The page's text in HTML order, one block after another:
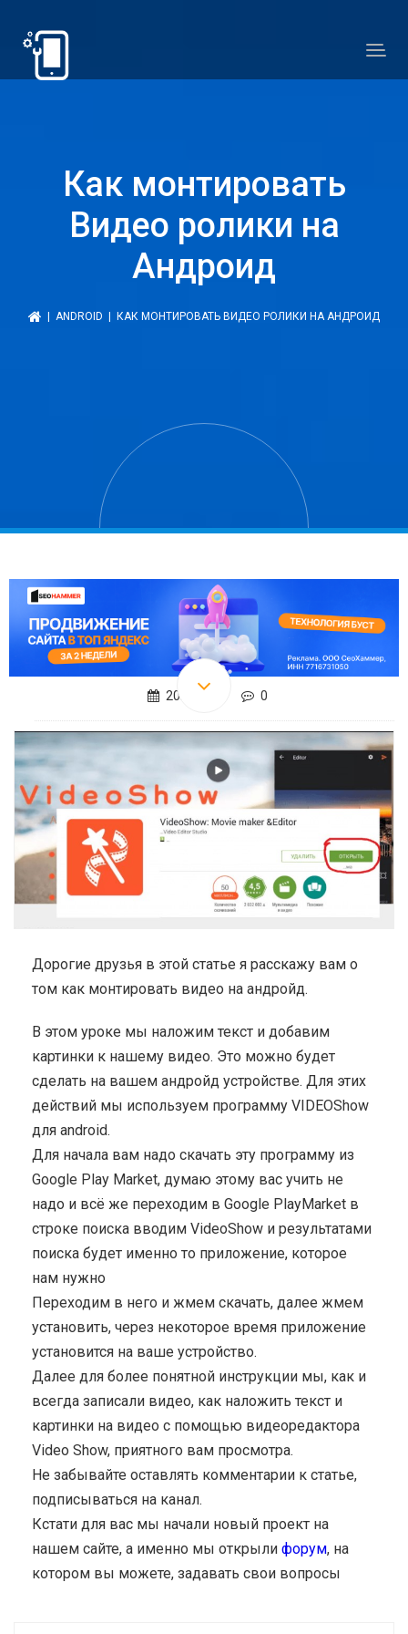
Как монтировать
Видео ролики на
Андроид
ANDROID | КАК МОНТИРОВАТЬ ВИДЕО РОЛИКИ НА АНДРОИД
20.04.2017 0
Дорогие друзья в этой статье я расскажу вам о
том как монтировать видео на андройд.
В этом уроке мы наложим текст и добавим
картинки к нашему видео. Это можно будет
сделать на вашем андройд устройстве. Для этих
действий мы используем программу VIDEOShow
для android.
Для начала вам надо скачать эту программу из
Google Play Market, думаю этому вас учить не
надо и всё же переходим в Google PlayMarket в
строке поиска вводим VideoShow и результатами
поиска будет именно то приложение, которое
нам нужно
Переходим в него и жмем скачать, далее жмем
установить, через некоторое время приложение
установится на ваше устройство.
Далее для более понятной инструкции мы, как и
всегда записали видео, как наложить текст и
картинки на видео с помощью видеоредактора
Video Show, приятного вам просмотра.
Не забывайте оставлять комментарии к статье,
подписываться на канал.
Кстати для вас мы начали новый проект на
нашем сайте, а именно мы открыли форум, на
котором вы можете, задавать свои вопросы